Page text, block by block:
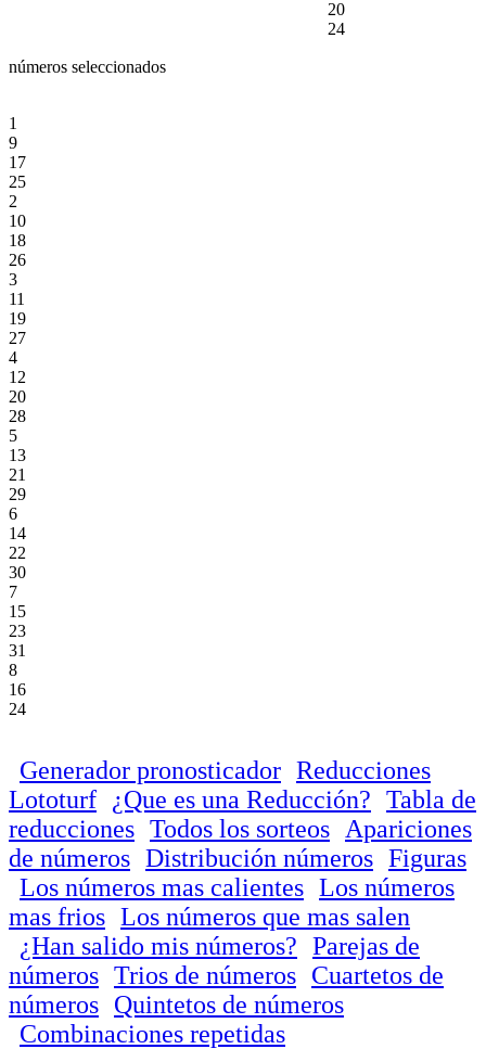
20
24
números seleccionados
1
9
17
25
2
10
18
26
3
11
19
27
4
12
20
28
5
13
21
29
6
14
22
30
7
15
23
31
8
16
24
Generador pronosticador Reducciones
Lototurf
¿Que es una Reducción? Tabla de
reducciones Todos los sorteos
Apariciones
de números Distribución números Figuras
Los números mas calientes Los números
mas frios Los números que mas salen
¿Han salido mis números? Parejas de
números Trios de números Cuartetos de
números Quintetos de números
Combinaciones repetidas